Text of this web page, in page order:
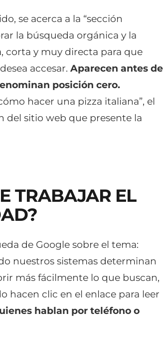
se acerca a la “sección
la búsqueda orgánica y la
corta y muy directa para que
accesar. Aparecen antes de
posición cero.
hacer una pizza italiana”, el
del sitio web que presente la
TRABAJAR EL
de Google sobre el tema:
nuestros sistemas determinan
más fácilmente lo que buscan,
hacen clic en el enlace para leer
hablan por teléfono o